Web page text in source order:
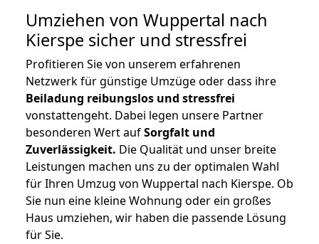
Umziehen von Wuppertal nach
Kierspe sicher und stressfrei
Profitieren Sie von unserem erfahrenen
Netzwerk für günstige Umzüge oder dass ihre
Beiladung reibungslos und stressfrei
vonstattengeht. Dabei legen unsere Partner
besonderen Wert aufSorgfalt und
Zuverlässigkeit. Die Qualität und unser breite
Leistungen machen uns zu der optimalen Wahl
für Ihren Umzug von Wuppertal nach Kierspe. Ob
Sie nun eine kleine Wohnung oder ein großes
Haus umziehen, wir haben die passende Lösung
für Sie.